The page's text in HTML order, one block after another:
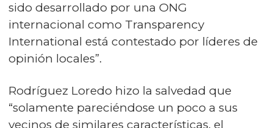
sido desarrollado por una ONG
internacional como Transparency
International está contestado por líderes de
opinión locales”.
Rodríguez Loredo hizo la salvedad que
“solamente pareciéndose un poco a sus
vecinos de similares características, el